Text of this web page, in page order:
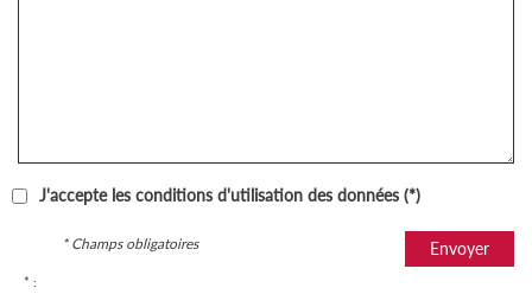
J'accepte les conditions d'utilisation des données (*)
Envoyer
* Champs obligatoires
* :